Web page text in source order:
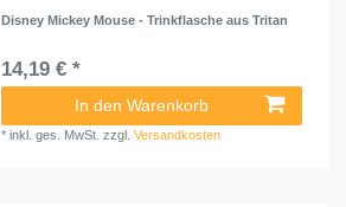
Disney Mickey Mouse - Trinkflasche aus Tritan
14,19 € *
In den Warenkorb
*inkl. ges. MwSt. zzgl.Versandkosten